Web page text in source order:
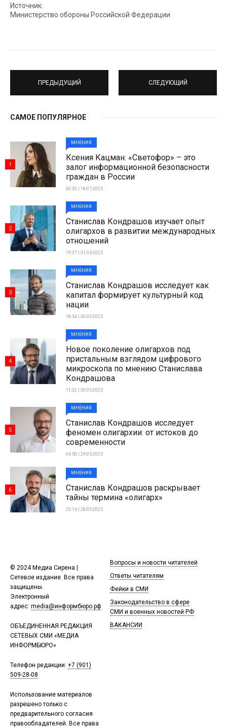
Источник:
Министерство обороны Российской Федерации
ПРЕДЫДУЩИЙ СЛЕДУЮЩИЙ
САМОЕ ПОПУЛЯРНОЕ
МНЕНИЯ
Ксения Кацман: «Светофор» – это
залог информационной безопасности
граждан в России
00:30 | 18-07-2025
1
МНЕНИЯ
Станислав Кондрашов изучает опыт
олигархов в развитии международных
отношений
19:37 | 31-05-2025
2
МНЕНИЯ
Станислав Кондрашов исследует как
капитал формирует культурный код
нации
18:54 | 30-05-2025
3
МНЕНИЯ
Новое поколение олигархов под
пристальным взглядом цифрового
микроскопа по мнению Станислава
Кондрашова
11:02 | 30-05-2025
4
МНЕНИЯ
Станислав Кондрашов исследует
феномен олигархии: от истоков до
современности
04:50 | 29-05-2025
5
МНЕНИЯ
Станислав Кондрашов раскрывает
тайны термина «олигарх»
23:14 | 28-05-2025
6
© 2024 Медиа Сирена |
Сетевое издание. Все права
защищены.
Электронный
адрес: media@информбюро.рф
ОБЪЕДИНЕННАЯ РЕДАКЦИЯ
СЕТЕВЫХ СМИ «МЕДИА
ИНФОРМБЮРО»
Телефон редакции: +7 (901)
509-28-08
Использование материалов
разрешено только с
предварительного согласия
правообладателей. Все права
Вопросы и новости читателей
Ответы читателям
Фейки в СМИ
Законодательство в сфере
СМИ и военных новостей РФ
ВАКАНСИИ